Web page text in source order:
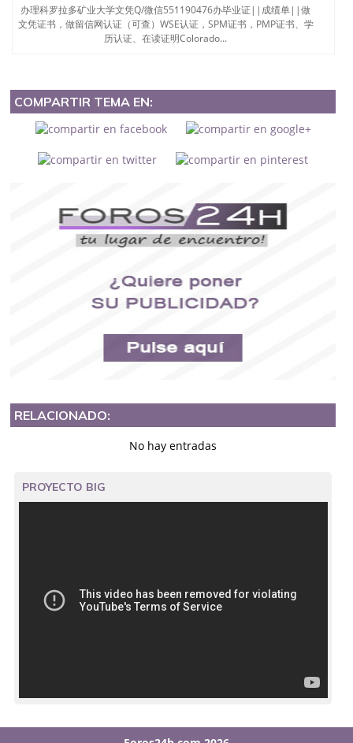
办理科罗拉多矿业大学文凭Q/微信551190476办毕业证||成绩单||做
文凭证书，做留信网认证（可查）WSE认证，SPM证书，PMP证书、学
历认证、在读证明Colorado...
COMPARTIR TEMA EN:
RELACIONADO:
No hay entradas
PROYECTO BIG